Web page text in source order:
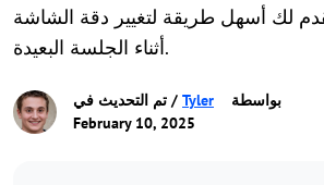
لك أسهل طريقة لتغيير دقة الشاشة
أثناء الجلسة البعيدة.
بواسطة Tyler / تم التحديث في
February 10, 2025